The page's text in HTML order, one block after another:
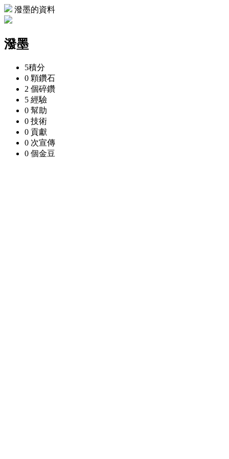
潑墨的資料
潑墨
5積分
0 顆鑽石
2 個碎鑽
5 經驗
0 幫助
0 技術
0 貢獻
0 次宣傳
0 個金豆